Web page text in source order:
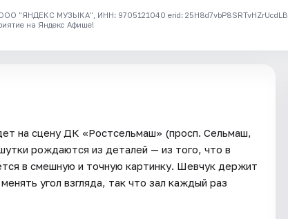
"ЯНДЕКС МУЗЫКА", ИНН: 9705121040 erid: 25H8d7vbP8SRTvHZrUcdLB
на Яндекс Афише!
на сцену ДК «Ростсельмаш» (просп. Сельмаш,
рождаются из деталей — из того, что в
в смешную и точную картинку. Шевчук держит
угол взгляда, так что зал каждый раз